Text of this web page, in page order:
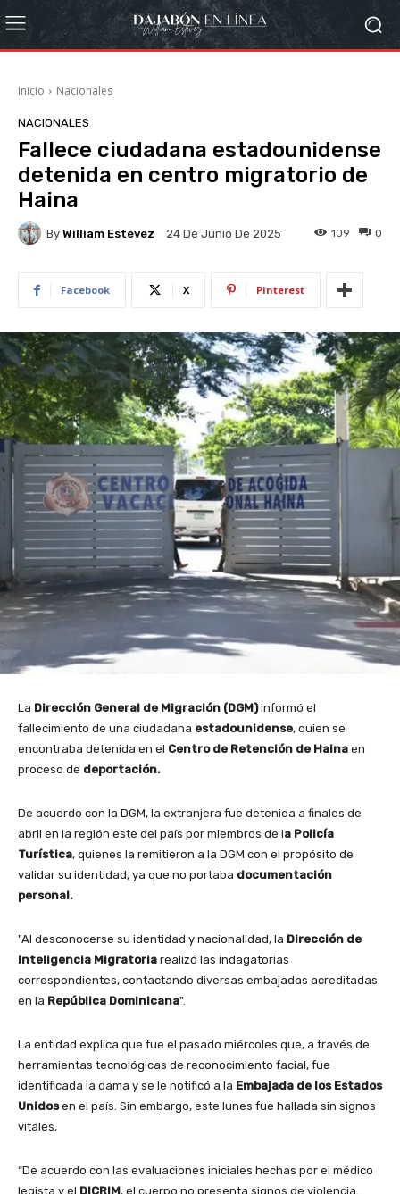
Inicio Nacionales
NACIONALES
Fallece ciudadana estadounidense
detenida en centro migratorio de
Haina
By William Estevez 24 De Junio De 2025 0
109
Facebook X Pinterest
La Dirección General de Migración (DGM)informó el
fallecimiento de una ciudadana estadounidense, quien se
encontraba detenida en el Centro de Retención de Haina en
proceso de deportación.
De acuerdo con la DGM, la extranjera fue detenida a finales de
abril en la región este del país por miembros de la Policía
Turística, quienes la remitieron a la DGM con el propósito de
validar su identidad, ya que no portaba documentación
personal.
"Al desconocerse su identidad y nacionalidad, la Dirección de
Inteligencia Migratoria realizó las indagatorias
correspondientes, contactando diversas embajadas acreditadas
en la República Dominicana".
La entidad explica que fue el pasado miércoles que, a través de
herramientas tecnológicas de reconocimiento facial, fue
identificada la dama y se le notificó a la Embajada de los Estados
Unidosen el país. Sin embargo, este lunes fue hallada sin signos
vitales,
“De acuerdo con las evaluaciones iniciales hechas por el médico
legista y el DICRIM, el cuerpo no presenta signos de violencia.